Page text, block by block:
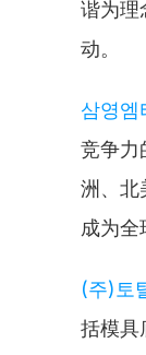
谐为理
动。
삼영엠
竞争力
洲、北
成为全
(주)토
括模具